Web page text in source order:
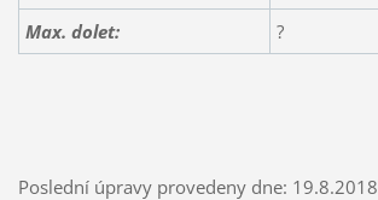
Max. dolet:
?
Poslední úpravy provedeny dne: 19.8.2018